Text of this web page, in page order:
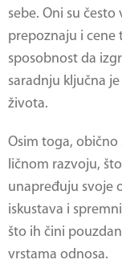
sebe. Oni su
prepoznaju i cene
sposobnost da
saradnju ključna
života.
Osim toga, obično
ličnom razvoju,
unapređuju svoje
iskustava i
što ih čini
vrstama odnosa.